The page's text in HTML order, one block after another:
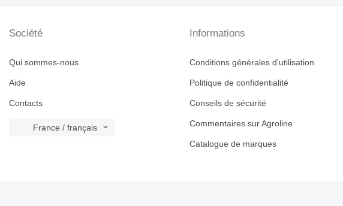
Société
Qui sommes-nous
Aide
Contacts
France / français
Informations
Conditions générales d'utilisation
Politique de confidentialité
Conseils de sécurité
Commentaires sur Agroline
Catalogue de marques